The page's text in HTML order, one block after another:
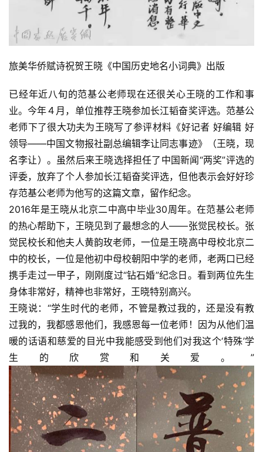
旅美华侨赋诗祝贺王晓《中国历史地名小词典》出版
已经年近八旬的范基公老师现在还很关心王晓的工作和事
业。今年４月，单位推荐王晓参加长江韬奋奖评选。范基公
老师下了很大功夫为王晓写了参评材料《好记者 好编辑 好
领导——中国文物报社副总编辑李让同志事迹》（王晓，现
名李让）。虽然后来王晓选择担任了中国新闻“两奖”评选的
评委，放弃了个人参加长江韬奋奖评选，但他表示会好好珍
存范基公老师为他写的这篇文章，留作纪念。
2016年是王晓从北京二中高中毕业30周年。在范基公老师
的热心帮助下，王晓见到了最想念的人——张觉民校长。张
觉民校长和他夫人黄韵玫老师，一位是王晓高中母校北京二
中的校长，一位是他初中母校朝阳中学的老师，老两口已经
携手走过一甲子，刚刚度过“钻石婚”纪念日。看到两位先生
身体非常好，精神也非常好，王晓特别高兴。
王晓说：“学生时代的老师，不管是教过我的，还是没有教
过我的，我都感恩他们，我感恩每一位老师！因为从他们温
暖的话语和慈爱的目光中我能感受到他们对我这个‘特殊’学
生的欣赏和关爱。”